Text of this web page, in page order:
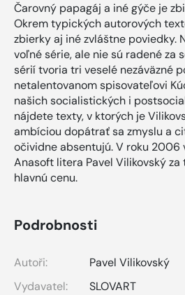
Čarovný papagáj a iné gýče je
Okrem typických autorových
zbierky aj iné zvláštne poviedky.
voľné série, ale nie sú radené za
sérií tvoria tri veselé nezáväzné
netalentovanom spisovateľovi
našich socialistických i
nájdete texty, v ktorých je
ambíciou dopátrať sa zmyslu a
očividne absentujú. V roku 2006
Anasoft litera Pavel Vilikovský za
hlavnú cenu.
Podrobnosti
Autoři:
Pavel Vilikovský
Vydavatel:
SLOVART